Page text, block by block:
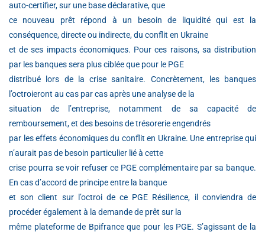
auto-certifier, sur une base déclarative, que
ce nouveau prêt répond à un besoin de liquidité qui est la
conséquence, directe ou indirecte, du conflit en Ukraine
et de ses impacts économiques. Pour ces raisons, sa distribution
par les banques sera plus ciblée que pour le PGE
distribué lors de la crise sanitaire. Concrètement, les banques
l’octroieront au cas par cas après une analyse de la
situation de l’entreprise, notamment de sa capacité de
remboursement, et des besoins de trésorerie engendrés
par les effets économiques du conflit en Ukraine. Une entreprise qui
n’aurait pas de besoin particulier lié à cette
crise pourra se voir refuser ce PGE complémentaire par sa banque.
En cas d’accord de principe entre la banque
et son client sur l’octroi de ce PGE Résilience, il conviendra de
procéder également à la demande de prêt sur la
même plateforme de Bpifrance que pour les PGE. S’agissant de la